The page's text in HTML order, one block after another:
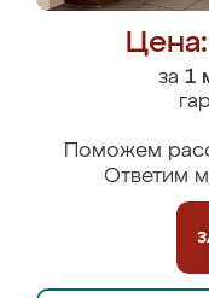
за 1
Поможем
Ответим